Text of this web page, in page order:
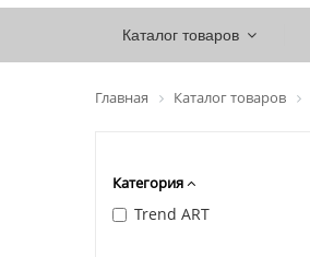
Каталог товаров
Главная Каталог товаров
Категория
Trend ART